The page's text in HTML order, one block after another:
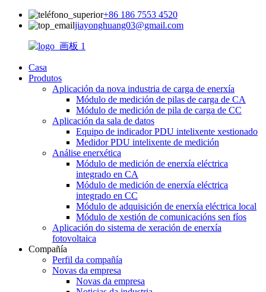
+86 186 7553 4520
jiayonghuang03@gmail.com
Casa
Produtos
Aplicación da nova industria de carga de enerxía
Módulo de medición de pilas de carga de CA
Módulo de medición de pila de carga de CC
Aplicación da sala de datos
Equipo de indicador PDU intelixente xestionado
Medidor PDU intelixente de medición
Análise enerxética
Módulo de medición de enerxía eléctrica
integrado en CA
Módulo de medición de enerxía eléctrica
integrado en CC
Módulo de adquisición de enerxía eléctrica local
Módulo de xestión de comunicacións sen fíos
Aplicación do sistema de xeración de enerxía
fotovoltaica
Compañía
Perfil da compañía
Novas da empresa
Novas da empresa